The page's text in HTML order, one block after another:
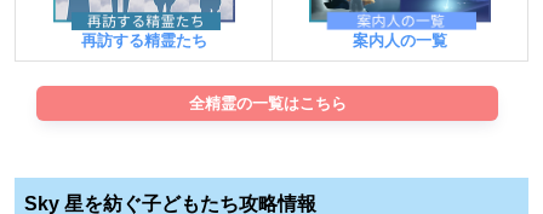
再訪する精霊たち 案内人の一覧
全精霊の一覧はこちら
Sky 星を紡ぐ子どもたち攻略情報